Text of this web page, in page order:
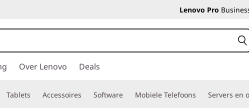
Lenovo Pro
Over Lenovo Deals
Tablets Accessoires Software Mobiele Telefoons Servers en